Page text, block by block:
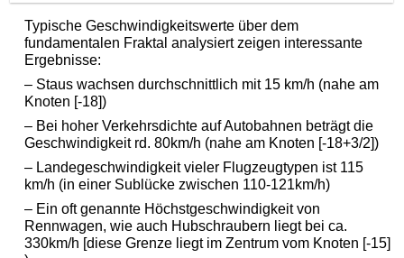
Typische Geschwindigkeitswerte über dem
fundamentalen Fraktal analysiert zeigen interessante
Ergebnisse:
– Staus wachsen durchschnittlich mit 15 km/h (nahe am
Knoten [-18])
– Bei hoher Verkehrsdichte auf Autobahnen beträgt die
Geschwindigkeit rd. 80km/h (nahe am Knoten [-18+3/2])
– Landegeschwindigkeit vieler Flugzeugtypen ist 115
km/h (in einer Sublücke zwischen 110-121km/h)
– Ein oft genannte Höchstgeschwindigkeit von
Rennwagen, wie auch Hubschraubern liegt bei ca.
330km/h [diese Grenze liegt im Zentrum vom Knoten [-15]